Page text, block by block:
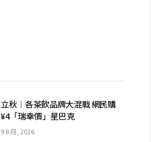
立秋︱各茶飲品牌大混戰 網民購
¥4「瑞幸價」星巴克
9 8 月, 2026